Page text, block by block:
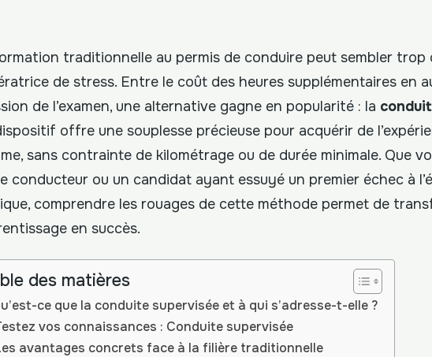
traditionnelle au permis de conduire peut sembler trop
de stress. Entre le coût des heures supplémentaires en
de l’examen, une alternative gagne en popularité : la
offre une souplesse précieuse pour acquérir de
sans contrainte de kilométrage ou de durée minimale. Que
conducteur ou un candidat ayant essuyé un premier échec à
comprendre les rouages de cette méthode permet de
en succès.
des matières
ce que la conduite supervisée et à qui s’adresse-t-elle ?
vos connaissances : Conduite supervisée
avantages concrets face à la filière traditionnelle